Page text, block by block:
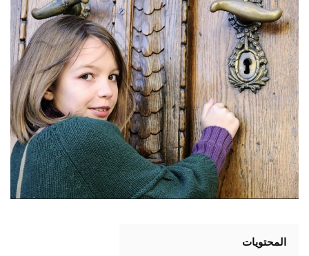
المحتويات